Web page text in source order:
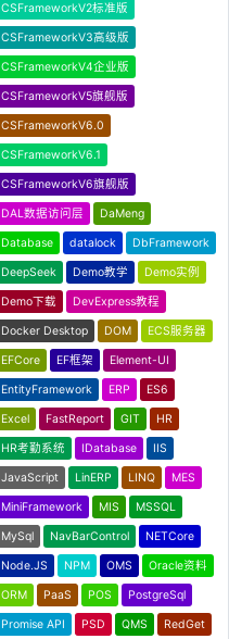
CSFrameworkV2标准版
CSFrameworkV3高级版
CSFrameworkV4企业版
CSFrameworkV5旗舰版
CSFrameworkV6.0
CSFrameworkV6.1
CSFrameworkV6旗舰版
DAL数据访问层 DaMeng
Database datalock DbFramework
DeepSeek Demo教学 Demo实例
Demo下载 DevExpress教程
Docker Desktop DOM ECS服务器
EFCore EF框架 Element-UI
EntityFramework ERP ES6
Excel FastReport GIT HR
HR考勤系统 IDatabase IIS
JavaScript LinERP LINQ MES
MiniFramework MIS MSSQL
MySql NavBarControl NETCore
Node.JS NPM OMS Oracle资料
ORM PaaS POS PostgreSql
Promise API PSD QMS RedGet